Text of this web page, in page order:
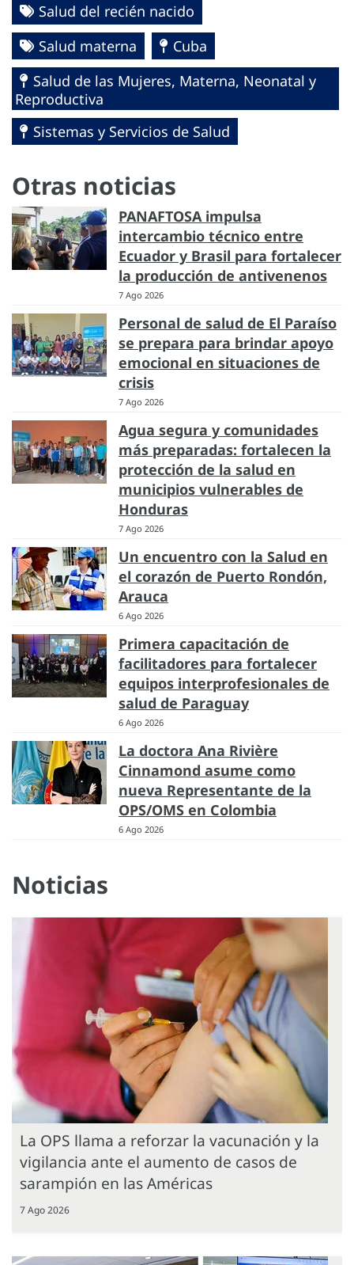
Salud del recién nacido
Salud materna
Cuba
Salud de las Mujeres, Materna, Neonatal y
Reproductiva
Sistemas y Servicios de Salud
Otras noticias
PANAFTOSA impulsa
intercambio técnico entre
Ecuador y Brasil para fortalecer
la producción de antivenenos
7 Ago 2026
Personal de salud de El Paraíso
se prepara para brindar apoyo
emocional en situaciones de
crisis
7 Ago 2026
Agua segura y comunidades
más preparadas: fortalecen la
protección de la salud en
municipios vulnerables de
Honduras
7 Ago 2026
Un encuentro con la Salud en
el corazón de Puerto Rondón,
Arauca
6 Ago 2026
Primera capacitación de
facilitadores para fortalecer
equipos interprofesionales de
salud de Paraguay
6 Ago 2026
La doctora Ana Rivière
Cinnamond asume como
nueva Representante de la
OPS/OMS en Colombia
6 Ago 2026
Noticias
La OPS llama a reforzar la vacunación y la
vigilancia ante el aumento de casos de
sarampión en las Américas
7 Ago 2026